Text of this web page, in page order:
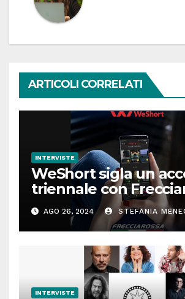
ARTICOLI CORRELATI
INTERVISTE
WeShort sigla un
triennale con
AGO 26, 2024 STEFANIA
INTERVISTE